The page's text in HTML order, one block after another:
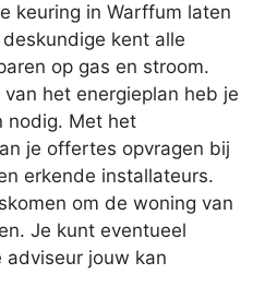
keuring in Warffum laten
kent alle
op gas en stroom.
het energieplan heb je
nodig. Met het
je offertes opvragen bij
erkende installateurs.
om de woning van
Je kunt eventueel
adviseur jouw kan